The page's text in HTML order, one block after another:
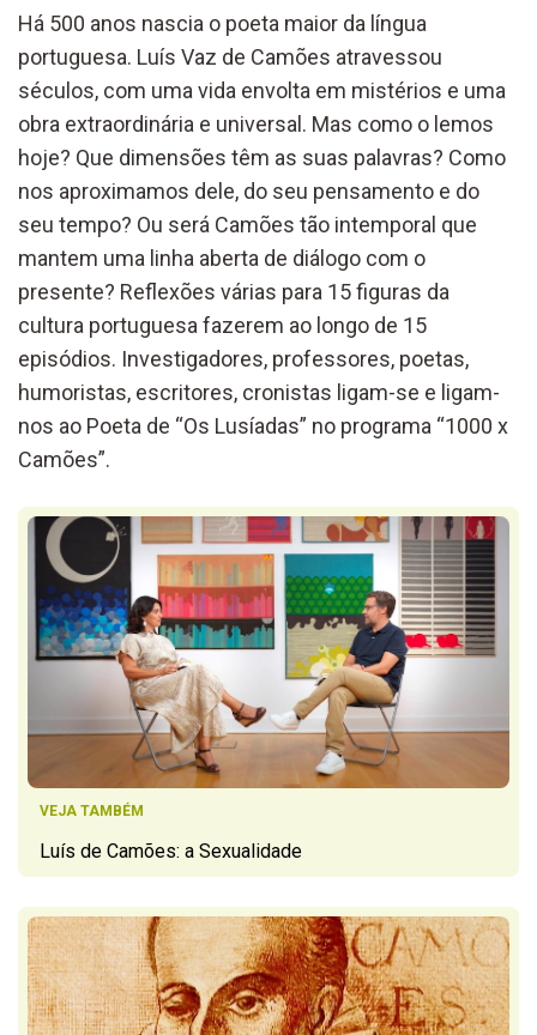
Há 500 anos nascia o poeta maior da língua
portuguesa. Luís Vaz de Camões atravessou
séculos, com uma vida envolta em mistérios e uma
obra extraordinária e universal. Mas como o lemos
hoje? Que dimensões têm as suas palavras? Como
nos aproximamos de le, do seu pensamento e do
seu tempo? Ou será Camões tão intemporal que
mantem uma linha aberta de diálogo com o
presente? Reflexões várias para 15figuras da
cultura portuguesa fazerem ao longo de 15
episódios. Investigadores, professores, poetas,
humoristas, escritores, cronistas ligam-se e ligam-
nos ao Poeta de “Os Lusíadas” no programa “1000 x
Camões”.
VEJA TAMBÉM
Luís de Camões: a Sexualidade